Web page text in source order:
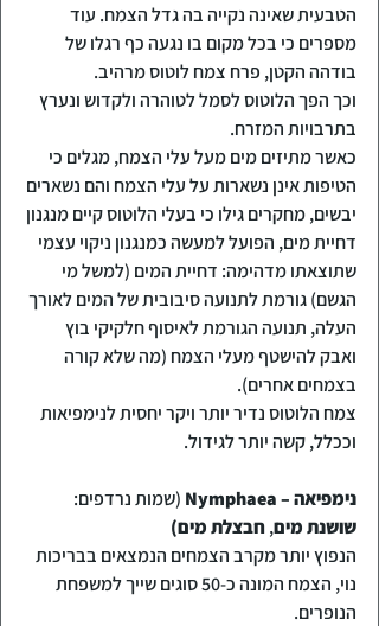
הטבעית שאינה נקייה בה גדל הצמח. עוד
מספרים כי בכל מקום בו נגעה כף רגלו של
בודהה הקטן, פרח צמח לוטוס מרהיב.
וכך הפך הלוטוס לסמל לטוהרה ולקדוש ונערץ
בתרבויות המזרח.
כאשר מתיזים מים מעל עלי הצמח, מגלים כי
הטיפות אינן נשארות על עלי הצמח והם נשארים
יבשים, מחקרים גילו כי בעלי הלוטוס קיים מנגנון
דחיית מים, הפועל למעשה כמנגנון ניקוי עצמי
שתוצאתו מדהימה: דחיית המים (למשל מי
הגשם) גורמת לתנועה סיבובית של המים לאורך
העלה, תנועה הגורמת לאיסוף חלקיקי בוץ
ואבק להישטף מעלי הצמח (מה שלא קורה
בצמחים אחרים).
צמח הלוטוס נדיר יותר ויקר יחסית לנימפיאות
וככלל, קשה יותר לגידול.
נימפיאה – Nymphaea
(שמות נרדפים:
שושנת מים, חבצלת מים)
הנפוץ יותר מקרב הצמחים הנמצאים בבריכות
נוי, הצמח המונה כ-50 סוגים שייך למשפחת
הנופרים.